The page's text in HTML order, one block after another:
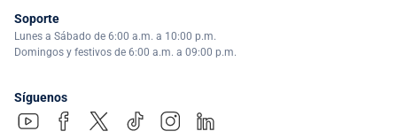
Soporte
Lunes a Sábado de 6:00 a.m. a 10:00 p.m.
Domingos y festivos de 6:00 a.m. a 09:00 p.m.
Síguenos